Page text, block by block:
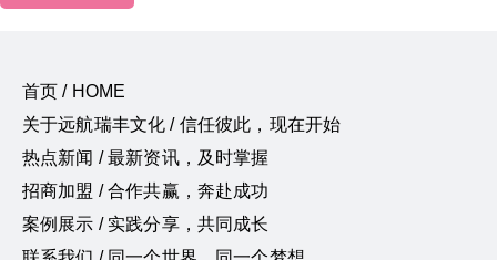
首页 / HOME
关于远航瑞丰文化 / 信任彼此，现在开始
热点新闻 / 最新资讯，及时掌握
招商加盟 / 合作共赢，奔赴成功
案例展示 / 实践分享，共同成长